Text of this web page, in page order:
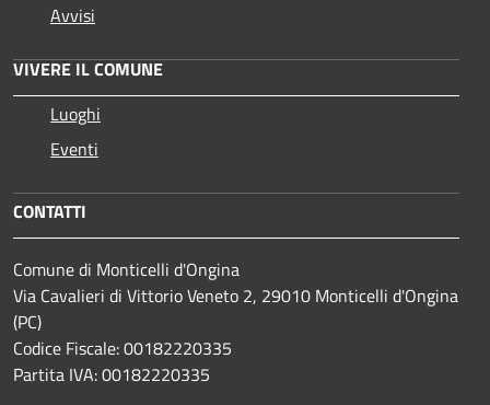
Avvisi
VIVERE IL COMUNE
Luoghi
Eventi
CONTATTI
Comune di Monticelli d'Ongina
Via Cavalieri di Vittorio Veneto 2, 29010 Monticelli d'Ongina
(PC)
Codice Fiscale: 00182220335
Partita IVA: 00182220335